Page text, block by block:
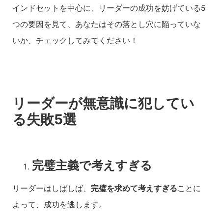
インドセットを中心に、リーダーの成功を妨げている5
つの要因を見て、あなたはその落とし穴に陥っていな
いか、チェックしてみてください！
リーダーが無意識に犯してい
る失敗5選
完璧主義で考えすぎる
リーダーはしばしば、 完璧を求めて考えすぎることに
よって、成功を逃します。